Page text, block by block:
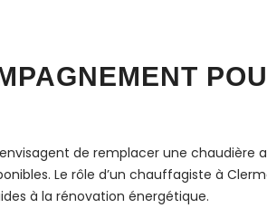
de remplacer une
Le rôle d’un chauffagiste à
à la rénovation énergétique.